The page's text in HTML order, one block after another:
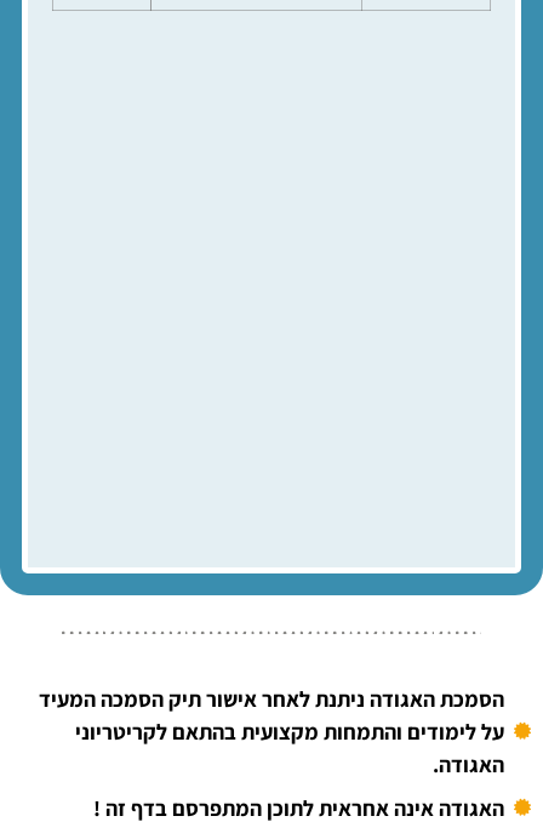
הסמכת האגודה ניתנת לאחר אישור תיק הסמכה המעיד
על לימודים והתמחות מקצועית בהתאם לקריטריוני
האגודה.
האגודה אינה אחראית לתוכן המתפרסם בדף זה !